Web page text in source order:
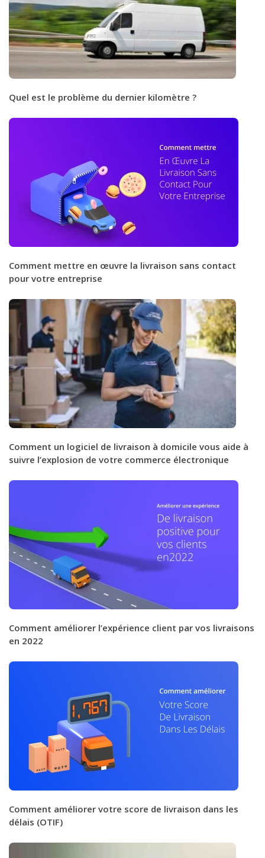
Quel est le problème du dernier kilomètre ?
Comment mettre en œuvre la livraison sans contact
pour votre entreprise
Comment un logiciel de livraison à domicile vous aide à
suivre l’explosion de votre commerce électronique
Comment améliorer l’expérience client par vos livraisons
en 2022
Comment améliorer votre score de livraison dans les
délais (OTIF)